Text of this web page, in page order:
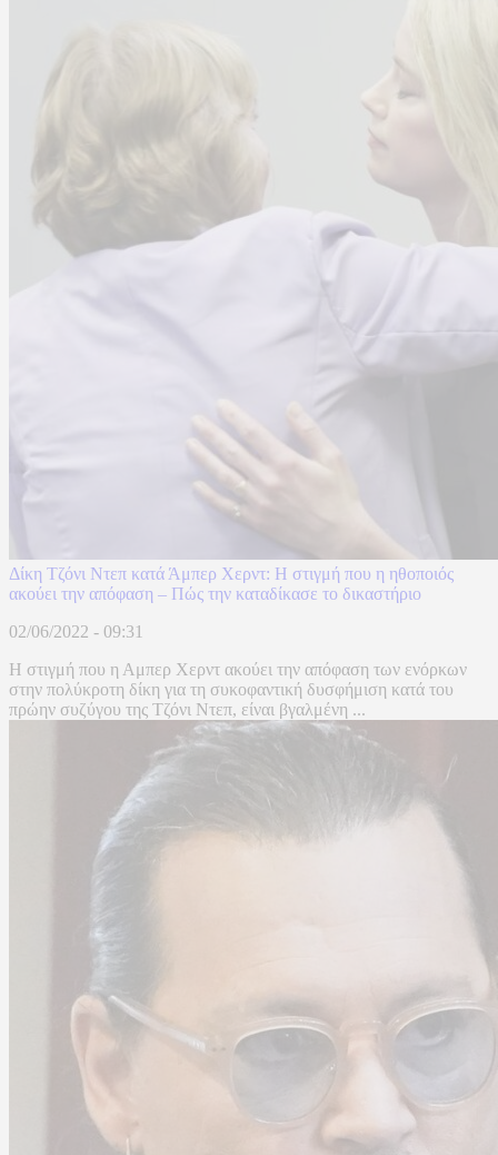
Δίκη Τζόνι Ντεπ κατά Άμπερ Χερντ: Η στιγμή που η ηθοποιός
ακούει την απόφαση – Πώς την καταδίκασε το δικαστήριο
02/06/2022 - 09:31
H στιγμή που η Αμπερ Χερντ ακούει την απόφαση των ενόρκων
στην πολύκροτη δίκη για τη συκοφαντική δυσφήμιση κατά του
πρώην συζύγου της Τζόνι Ντεπ, είναι βγαλμένη ...